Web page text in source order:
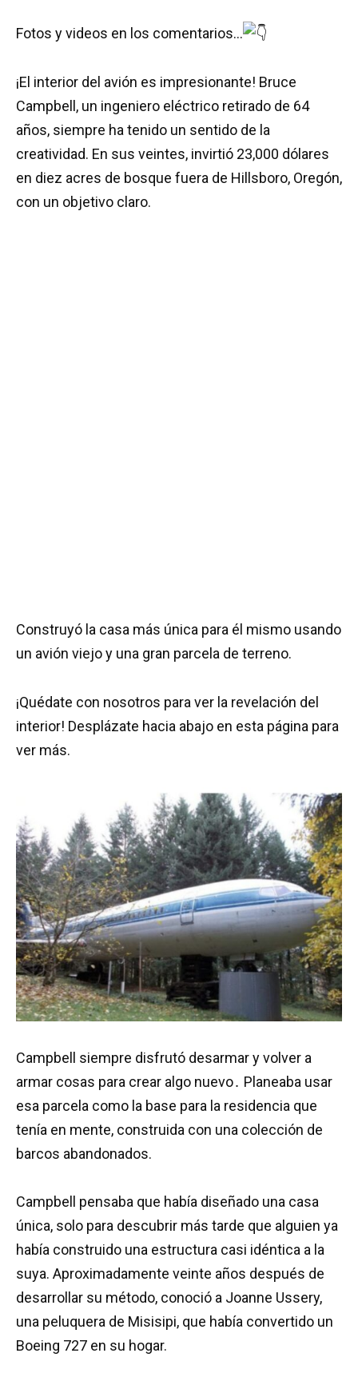
Fotos y videos en los comentarios…
¡El interior del avión es impresionante! Bruce
Campbell, un ingeniero eléctrico retirado de 64
años, siempre ha tenido un sentido de la
creatividad. En sus veintes, invirtió 23,000 dólares
en diez acres de bosque fuera de Hillsboro, Oregón,
con un objetivo claro.
Construyó la casa más única para él mismo usando
un avión viejo y una gran parcela de terreno.
¡Quédate con nosotros para ver la revelación del
interior! Desplázate hacia abajo en esta página para
ver más.
Campbell siempre disfrutó desarmar y volver a
armar cosas para crear algo nuevo․ Planeaba usar
esa parcela como la base para la residencia que
tenía en mente, construida con una colección de
barcos abandonados.
Campbell pensaba que había diseñado una casa
única, solo para descubrir más tarde que alguien ya
había construido una estructura casi idéntica a la
suya. Aproximadamente veinte años después de
desarrollar su método, conoció a Joanne Ussery,
una peluquera de Misisipi, que había convertido un
Boeing 727 en su hogar.